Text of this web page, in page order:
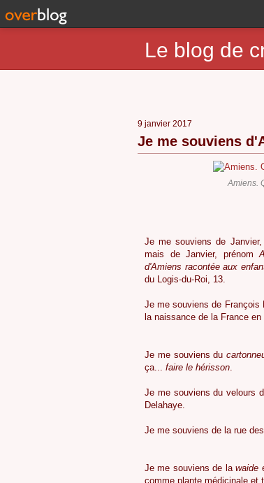
Le blog de
9 janvier 2017
Je me souviens
Amiens.
Je me souviens de
mais de Janvier, prénom
d'Amiens racontée aux
du Logis-du-Roi, 13.
Je me souviens de François
la naissance de la France
Je me souviens du
ça... faire le hérisson.
Je me souviens du velours
Delahaye.
Je me souviens de la rue
Je me souviens de lawaide
comme plante médicinale et